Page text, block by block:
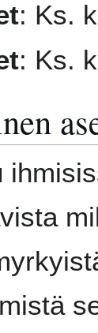
: Ks.
: Ks.